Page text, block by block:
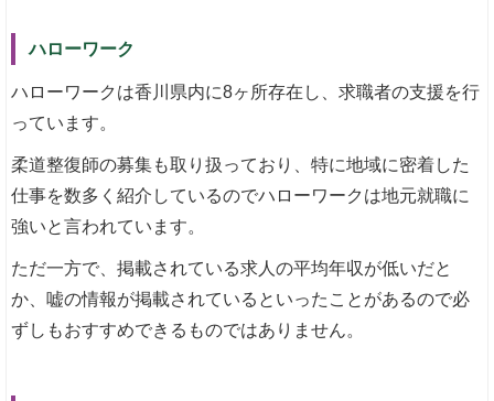
ハローワーク
ハローワークは香川県内に8ヶ所存在し、求職者の支援を行
っています。
柔道整復師の募集も取り扱っており、特に地域に密着した
仕事を数多く紹介しているのでハローワークは地元就職に
強いと言われています。
ただ一方で、掲載されている求人の平均年収が低いだと
か、嘘の情報が掲載されているといったことがあるので必
ずしもおすすめできるものではありません。